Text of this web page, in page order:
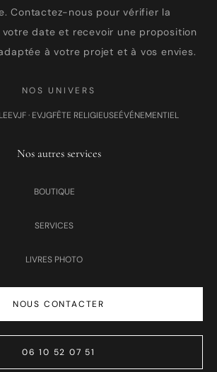
Contactez-nous pour vérifier la
date et recevoir une proposition
à votre projet et à vos envies.
NOS UNIVERS
EVJF · EVJGFÊTE RELIGIEUSEÉVÉNEMENTIEL
Nos autres services
BOUTIQUE
SERVICES
LIVRES PHOTO
NOUS CONTACTER
06 10 52 07 51